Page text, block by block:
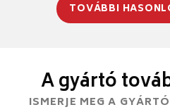
TOVÁBBI
A gyártó
ISMERJE MEG A